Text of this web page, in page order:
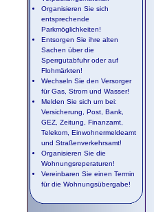
Organisieren Sie sich
entsprechende
Parkmöglichkeiten!
Entsorgen Sie ihre alten
Sachen über die
Sperrgutabfuhr oder auf
Flohmärkten!
Wechseln Sie den Versorger
für Gas, Strom und Wasser!
Melden Sie sich um bei:
Versicherung, Post, Bank,
GEZ, Zeitung, Finanzamt,
Telekom, Einwohnermeldeamt
und Straßenverkehrsamt!
Organisieren Sie die
Wohnungsreperaturen!
Vereinbaren Sie einen Termin
für die Wohnungsübergabe!